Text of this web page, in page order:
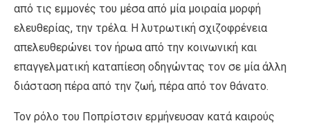
από τις εμμονές του μέσα από μία μοιραία μορφή
ελευθερίας, την τρέλα. Η λυτρωτική σχιζοφρένεια
απελευθερώνει τον ήρωα από την κοινωνική και
επαγγελματική καταπίεση οδηγώντας τον σε μία άλλη
διάσταση πέρα από την ζωή, πέρα από τον θάνατο.
Τον ρόλο του Ποπρίστσιν ερμήνευσαν κατά καιρούς